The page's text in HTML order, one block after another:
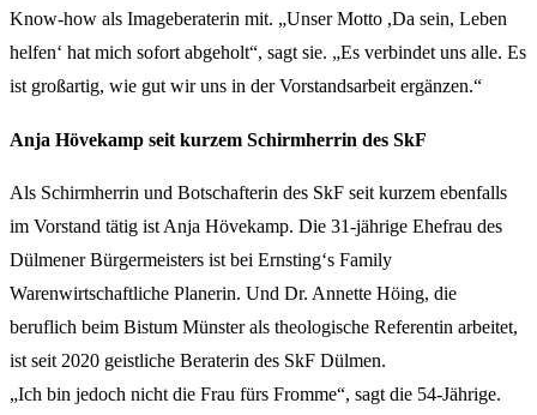
Know-how als Imageberaterin mit. „Unser Motto ,Da sein, Leben
helfen‘ hat mich sofort abgeholt“, sagt sie. „Es verbindet uns alle. Es
ist großartig, wie gut wir uns in der Vorstandsarbeit ergänzen.“
Anja Hövekamp seit kurzem Schirmherrin des SkF
Als Schirmherrin und Botschafterin des SkF seit kurzem ebenfalls
im Vorstand tätig ist Anja Hövekamp. Die 31-jährige Ehefrau des
Dülmener Bürgermeisters ist bei Ernsting‘s Family
Warenwirtschaftliche Planerin. Und Dr. Annette Höing, die
beruflich beim Bistum Münster als theologische Referentin arbeitet,
ist seit 2020 geistliche Beraterin des SkF Dülmen.
„Ich bin jedoch nicht die Frau fürs Fromme“, sagt die 54-Jährige.